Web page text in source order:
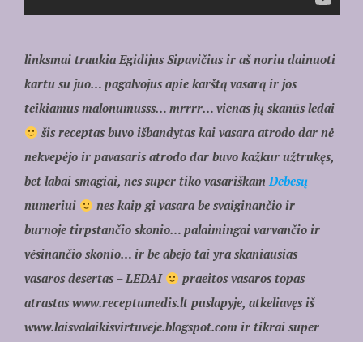
linksmai traukia Egidijus Sipavičius ir aš noriu dainuoti
kartu su juo… pagalvojus apie karštą vasarą ir jos
teikiamus malonumusss… mrrrr… vienas jų skanūs ledai
šis receptas buvo išbandytas kai vasara atrodo dar nė
nekvepėjo ir pavasaris atrodo dar buvo kažkur užtrukęs,
bet labai smagiai, nes super tiko vasariškam Debesų
numeriui
nes kaip gi vasara be svaiginančio ir
burnoje tirpstančio skonio… palaimingai varvančio ir
vėsinančio skonio… ir be abejo tai yra skaniausias
vasaros desertas – LEDAI
praeitos vasaros topas
atrastas www.receptumedis.ltpuslapyje, atkeliavęs iš
www.laisvalaikisvirtuveje.blogspot.com ir tikrai super